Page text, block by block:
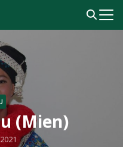
(Mien)